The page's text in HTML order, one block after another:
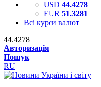
USD 44.4278
EUR 51.3281
Всі курси валют
44.4278
Авторизація
Пошук
RU